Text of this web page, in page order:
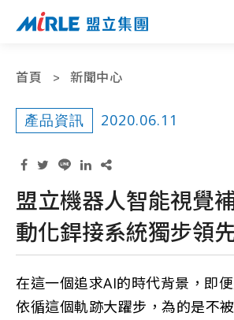
首頁 新聞中心
產品資訊 2020.06.11
盟立機器人智能視覺
動化銲接系統獨步領
在這一個追求AI的時代背景，即
依循這個軌跡大躍步，為的是不